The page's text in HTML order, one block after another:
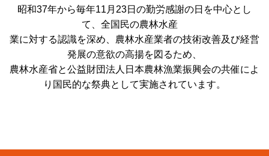
昭和37年から毎年11月23日の勤労感謝の日を中心とし
て、全国民の農林水産
業に対する認識を深め、農林水産業者の技術改善及び経営
発展の意欲の高揚を図るため、
農林水産省と公益財団法人日本農林漁業振興会の共催によ
り国民的な祭典として実施されています。